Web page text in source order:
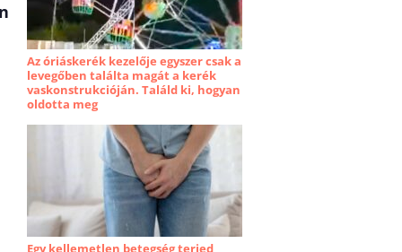
Az óriáskerék kezelője egyszer csak a
levegőben találta magát a kerék
vaskonstrukcióján. Találd ki, hogyan
oldotta meg
Egy kellemetlen betegség terjed